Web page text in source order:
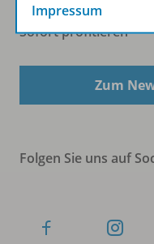
Sofort profitieren
Zum
Folgen Sie uns auf
Impressum